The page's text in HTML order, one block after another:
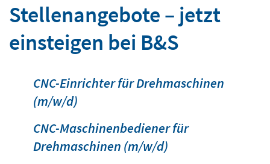
Stellenangebote – jetzt
einsteigen bei B&S
CNC-Einrichter für Drehmaschinen
(m/w/d)
CNC-Maschinenbediener für
Drehmaschinen (m/w/d)